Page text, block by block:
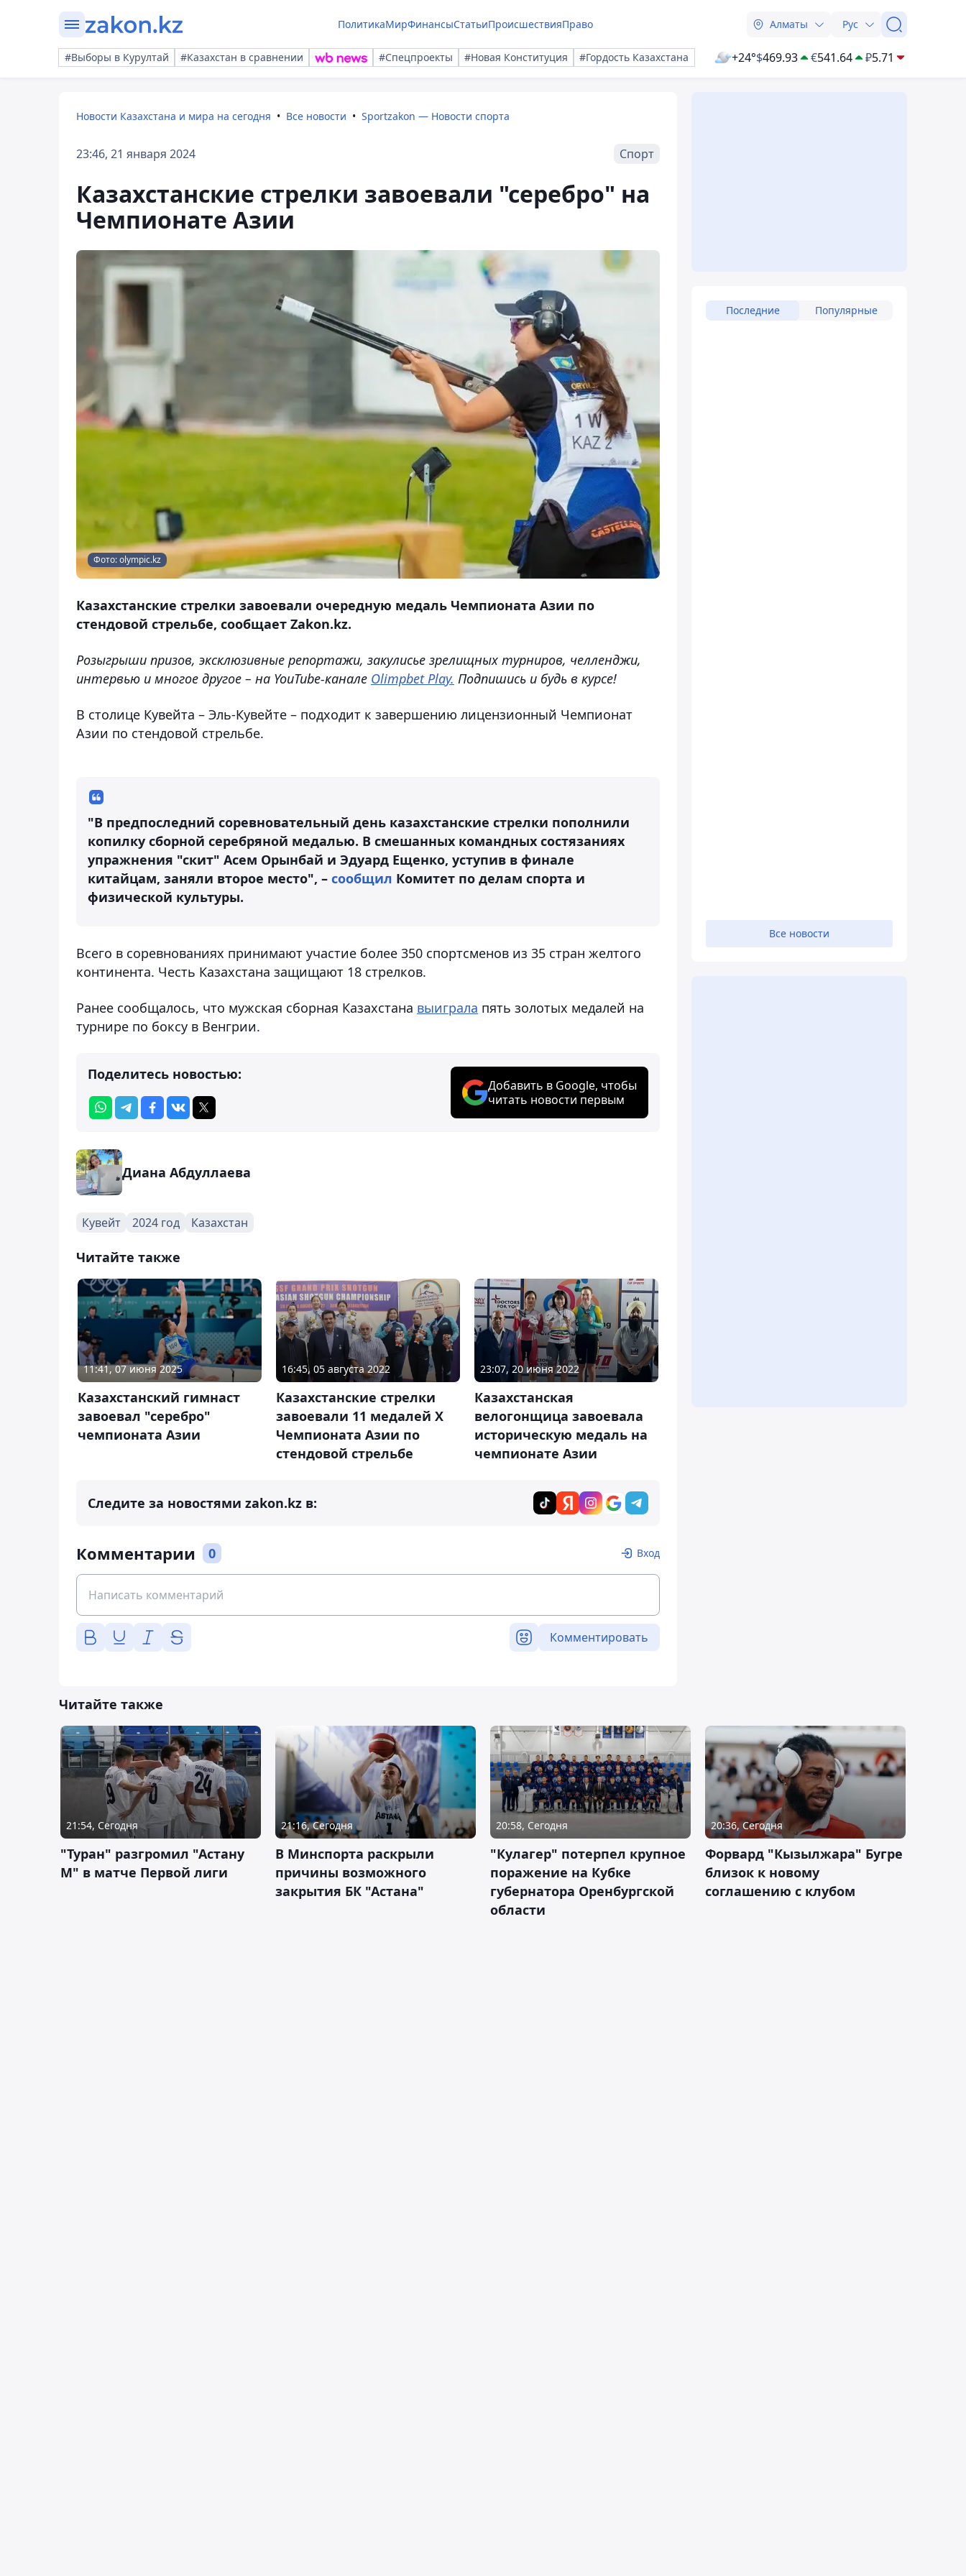
ПолитикаМирФинансыСтатьиПроисшествияПраво Алматы Рус
#Выборы в Курултай #Казахстан в сравнении #Спецпроекты #Новая Конституция #Гордость Казахстана +24°$469.93 €541.64 ₽5.71
Новости Казахстана и мира на сегодня Все новости Sportzakon — Новости спорта
23:46, 21 января 2024 Спорт
Казахстанские стрелки завоевали "серебро" на
Чемпионате Азии
Фото: olympic.kz
Казахстанские стрелки завоевали очередную медаль Чемпионата Азии по
стендовой стрельбе, сообщает Zakon.kz.
Розыгрыши призов, эксклюзивные репортажи, закулисье зрелищных турниров, челленджи,
интервью и многое другое – на YouTube-канале Olimpbet Play. Подпишись и будь в курсе!
В столице Кувейта – Эль-Кувейте – подходит к завершению лицензионный Чемпионат
Азии по стендовой стрельбе.
"В предпоследний соревновательный день казахстанские стрелки пополнили
копилку сборной серебряной медалью. В смешанных командных состязаниях
упражнения "скит" Асем Орынбай и Эдуард Ещенко, уступив в финале
китайцам, заняли второе место", – сообщил Комитет по делам спорта и
физической культуры.
Всего в соревнованиях принимают участие более 350 спортсменов из 35 стран желтого
континента. Честь Казахстана защищают 18 стрелков.
Ранее сообщалось, что мужская сборная Казахстана выиграла пять золотых медалей на
турнире по боксу в Венгрии.
Поделитесь новостью:
Добавить в Google, чтобы
читать новости первым
Диана Абдуллаева
Кувейт 2024 год Казахстан
Читайте также
11:41, 07 июня 2025
Казахстанский гимнаст
завоевал "серебро"
чемпионата Азии
16:45, 05 августа 2022
Казахстанские стрелки
завоевали 11 медалей X
Чемпионата Азии по
стендовой стрельбе
23:07, 20 июня 2022
Казахстанская
велогонщица завоевала
историческую медаль на
чемпионате Азии
Следите за новостями zakon.kz в:
Комментарии 0 Вход
Комментировать
Последние Популярные
Все новости
Читайте также
21:54, Сегодня
"Туран" разгромил "Астану
М" в матче Первой лиги
21:16, Сегодня
В Минспорта раскрыли
причины возможного
закрытия БК "Астана"
20:58, Сегодня
"Кулагер" потерпел крупное
поражение на Кубке
губернатора Оренбургской
области
20:36, Сегодня
Форвард "Кызылжара" Бугре
близок к новому
соглашению с клубом